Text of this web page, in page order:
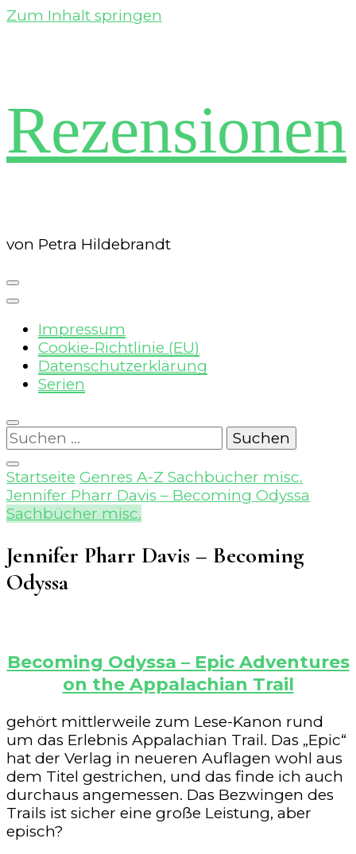
Zum Inhalt springen
Rezensionen
von Petra Hildebrandt
Impressum
Cookie-Richtlinie (EU)
Datenschutzerklärung
Serien
Suchen
nach:
Startseite Genres A-Z Sachbücher misc.
Jennifer Pharr Davis – Becoming Odyssa
Sachbücher misc.
Jennifer Pharr Davis – Becoming
Odyssa
Becoming Odyssa – Epic Adventures
on the Appalachian Trail
gehört mittlerweile zum Lese-Kanon rund
um das Erlebnis Appalachian Trail. Das „Epic“
hat der Verlag in neueren Auflagen wohl aus
dem Titel gestrichen, und das finde ich auch
durchaus angemessen. Das Bezwingen des
Trails ist sicher eine große Leistung, aber
episch?